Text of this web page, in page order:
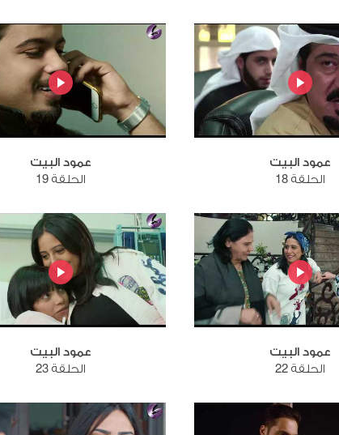
عمود البيت
الحلقة 18
عمود البيت
الحلقة 19
عمود البيت
الحلقة 22
عمود البيت
الحلقة 23